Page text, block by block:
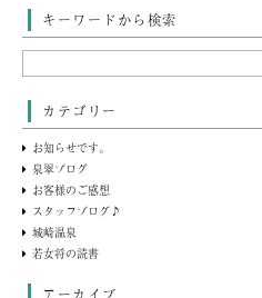
キーワードから検索
カテゴリー
お知らせです。
泉翠ブログ
お客様のご感想
スタッフブログ♪
城崎温泉
若女将の読書